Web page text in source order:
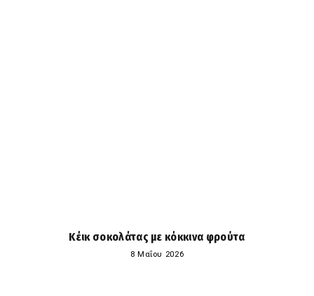
Κέικ σοκολάτας με κόκκινα φρούτα
8 Μαΐου 2026